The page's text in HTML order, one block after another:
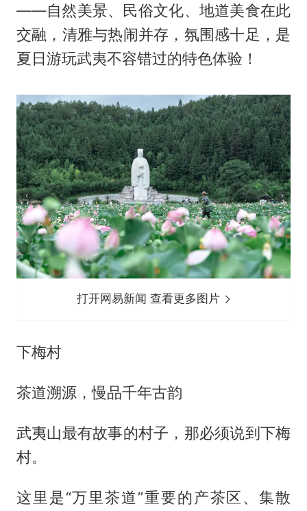
——自然美景、民俗文化、地道美食在此
交融，清雅与热闹并存，氛围感十足，是
夏日游玩武夷不容错过的特色体验！
打开网易新闻 查看更多图片
下梅村
茶道溯源，慢品千年古韵
武夷山最有故事的村子，那必须说到下梅
村。
这里是“万里茶道”重要的产茶区、集散